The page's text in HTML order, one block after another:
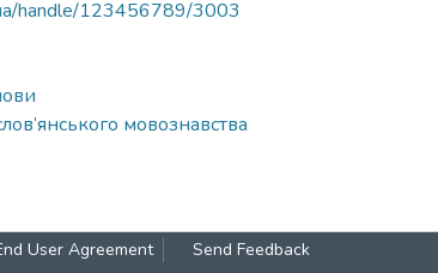
handle/123456789/3003
мовознавства
User Agreement Send Feedback